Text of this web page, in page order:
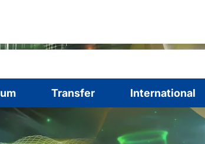
Transfer International